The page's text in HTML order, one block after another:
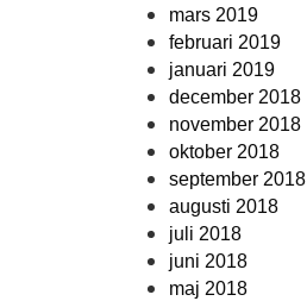
mars 2019
februari 2019
januari 2019
december 2018
november 2018
oktober 2018
september 2018
augusti 2018
juli 2018
juni 2018
maj 2018